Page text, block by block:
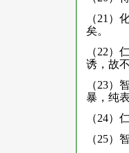
（21）
矣。
（22）
诱，故不
（23）
暴，纯
（24）
（25）